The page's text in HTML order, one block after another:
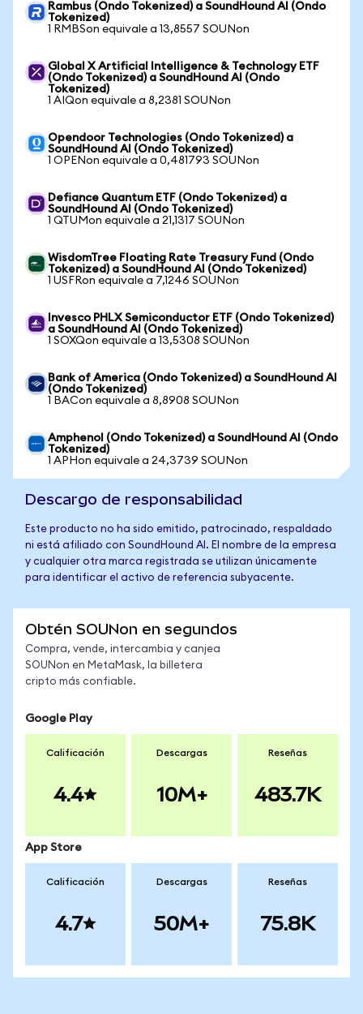
Rambus (Ondo Tokenized) a SoundHound AI (Ondo
Tokenized)
1 RMBSon equivale a 13,8557 SOUNon
Global X Artificial Intelligence & Technology ETF
(Ondo Tokenized) a SoundHound AI (Ondo
Tokenized)
1 AIQon equivale a 8,2381 SOUNon
Opendoor Technologies (Ondo Tokenized) a
SoundHound AI (Ondo Tokenized)
1 OPENon equivale a 0,481793 SOUNon
Defiance Quantum ETF (Ondo Tokenized) a
SoundHound AI (Ondo Tokenized)
1 QTUMon equivale a 21,1317 SOUNon
WisdomTree Floating Rate Treasury Fund (Ondo
Tokenized) a SoundHound AI (Ondo Tokenized)
1 USFRon equivale a 7,1246 SOUNon
Invesco PHLX Semiconductor ETF (Ondo Tokenized)
a SoundHound AI (Ondo Tokenized)
1 SOXQon equivale a 13,5308 SOUNon
Bank of America (Ondo Tokenized) a SoundHound AI
(Ondo Tokenized)
1 BACon equivale a 8,8908 SOUNon
Amphenol (Ondo Tokenized) a SoundHound AI (Ondo
Tokenized)
1 APHon equivale a 24,3739 SOUNon
Descargo de responsabilidad
Este producto no ha sido emitido, patrocinado, respaldado
ni está afiliado con SoundHound AI. El nombre de la empresa
y cualquier otra marca registrada se utilizan únicamente
para identificar el activo de referencia subyacente.
Obtén SOUNon en segundos
Compra, vende, intercambia y canjea
SOUNon en MetaMask, la billetera
cripto más confiable.
Google Play
Calificación
4.4
Descargas
10M+
Reseñas
483.7K
App Store
Calificación
4.7
Descargas
50M+
Reseñas
75.8K